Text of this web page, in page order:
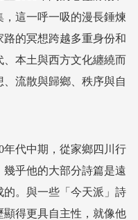
這一呼一吸的漫長錘煉
的冥想跨越多重身份和
本土與西方文化纏繞而
流散與歸鄉、秩序與自
代中期，從家鄉四川行
乎他的大部分詩篇是遠
。與一些「今天派」詩
顯得更具自主性，就像他